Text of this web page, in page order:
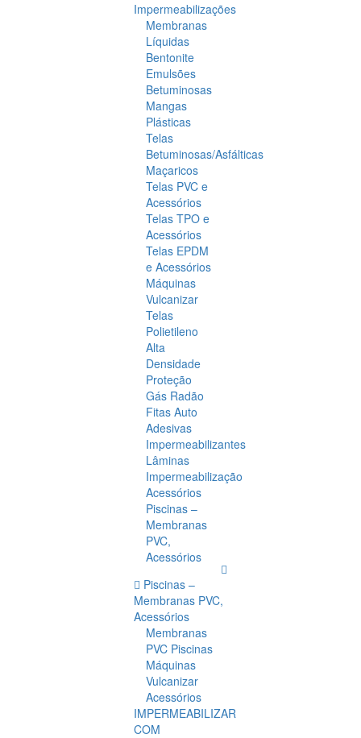
Impermeabilizações
Membranas
Líquidas
Bentonite
Emulsões
Betuminosas
Mangas
Plásticas
Telas
Betuminosas/Asfálticas
Maçaricos
Telas PVC e
Acessórios
Telas TPO e
Acessórios
Telas EPDM
e Acessórios
Máquinas
Vulcanizar
Telas
Polietileno
Alta
Densidade
Proteção
Gás Radão
Fitas Auto
Adesivas
Impermeabilizantes
Lâminas
Impermeabilização
Acessórios
Piscinas –
Membranas
PVC,
Acessórios
Piscinas –
Membranas PVC,
Acessórios
Membranas
PVC Piscinas
Máquinas
Vulcanizar
Acessórios
IMPERMEABILIZAR
COM